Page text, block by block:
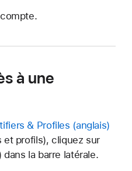
à une
& Profiles
et profils), cliquez sur
la barre latérale.